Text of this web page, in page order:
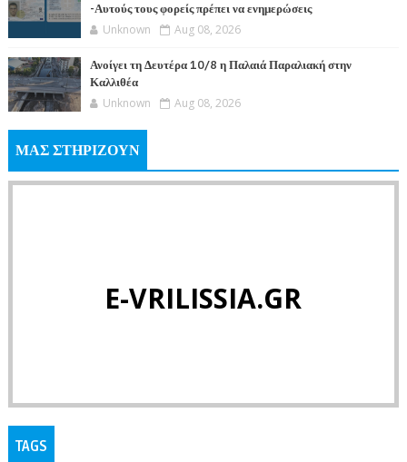
-Αυτούς τους φορείς πρέπει να ενημερώσεις
Unknown Aug 08, 2026
Ανοίγει τη Δευτέρα 10/8 η Παλαιά Παραλιακή στην
Καλλιθέα
Unknown Aug 08, 2026
ΜΑΣ ΣΤΗΡΙΖΟΥΝ
E-VRILISSIA.GR
TAGS